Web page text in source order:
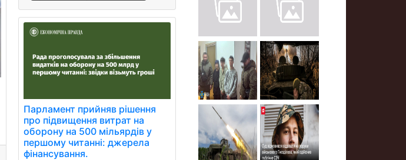
Парламент прийняв рішення
про підвищення витрат на
оборону на 500 мільярдів у
першому читанні: джерела
фінансування.